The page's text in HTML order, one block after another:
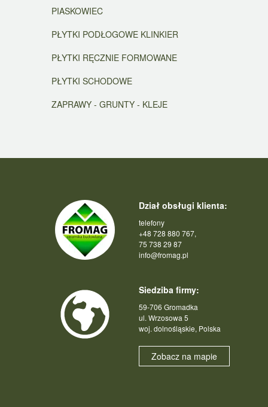
PIASKOWIEC
PŁYTKI PODŁOGOWE KLINKIER
PŁYTKI RĘCZNIE FORMOWANE
PŁYTKI SCHODOWE
ZAPRAWY - GRUNTY - KLEJE
Dział obsługi klienta:
telefony
+48 728 880 767,
75 738 29 87
info@fromag.pl
Siedziba firmy:
59-706 Gromadka
ul. Wrzosowa 5
woj. dolnośląskie, Polska
Zobacz na mapie